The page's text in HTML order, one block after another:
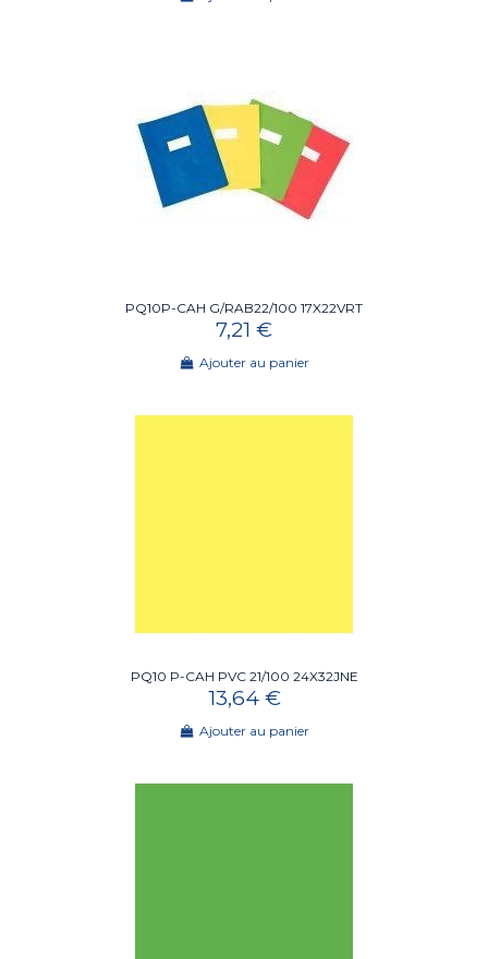
PQ10P-CAH G/RAB22/100 17X22VRT
7,21 €
Ajouter au panier
PQ10 P-CAH PVC 21/100 24X32JNE
13,64 €
Ajouter au panier